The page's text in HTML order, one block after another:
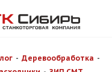
- Деревообработка -